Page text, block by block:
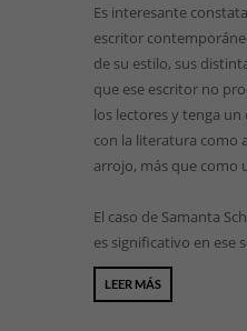
Es interesante
escritor
de su estilo, sus
que ese escritor no
los lectores y tenga
con la literatura como
arrojo, más que como
El caso de Samanta
es significativo en ese
LEER MÁS